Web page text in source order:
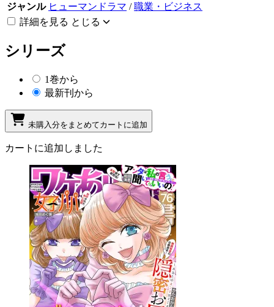
ジャンル ヒューマンドラマ /職業・ビジネス
詳細を見る とじる
シリーズ
1巻から
最新刊から
未購入分をまとめてカートに追加
カートに追加しました